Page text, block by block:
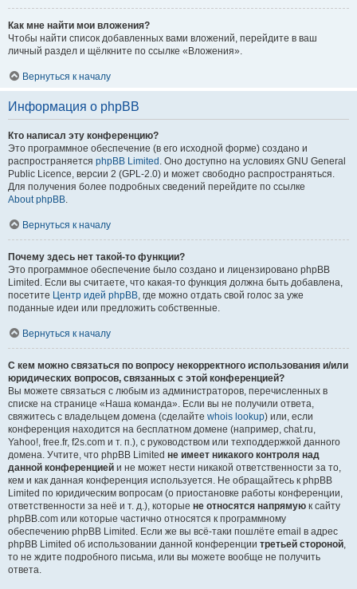
Как мне найти мои вложения?
Чтобы найти список добавленных вами вложений, перейдите в ваш
личный раздел и щёлкните по ссылке «Вложения».
Вернуться к началу
Информация о phpBB
Кто написал эту конференцию?
Это программное обеспечение (в его исходной форме) создано и
распространяется phpBB Limited . Оно доступно на условиях GNU General
Public Licence, версии 2 (GPL-2.0) и может свободно распространяться.
Для получения более подробных сведений перейдите по ссылке
About phpBB.
Вернуться к началу
Почему здесь нет такой-то функции?
Это программное обеспечение было создано и лицензировано phpBB
Limited. Если вы считаете, что какая-то функция должна быть добавлена,
посетите Центр идей phpBB, где можно отдать свой голос за уже
поданные идеи или предложить собственные.
Вернуться к началу
С кем можно связаться по вопросу некорректного использования и/или
юридических вопросов, связанных с этой конференцией?
Вы можете связаться с любым из администраторов, перечисленных в
списке на странице «Наша команда». Если вы не получили ответа,
свяжитесь с владельцем домена (сделайте whois lookup) или, если
конференция находится на бесплатном домене (например, chat.ru,
Yahoo!, free.fr, f2s.com и т. п.), с руководством или техподдержкой данного
домена. Учтите, что phpBB Limited не имеет никакого контроля над
данной конференцией и не может нести никакой ответственности за то,
кем и как данная конференция используется. Не обращайтесь к phpBB
Limited по юридическим вопросам (о приостановке работы конференции,
ответственности за неё и т. д.), которые не относятся напрямую к сайту
phpBB.com или которые частично относятся к программному
обеспечению phpBB Limited. Если же вы всё-таки пошлёте email в адрес
phpBB Limited об использовании данной конференции третьей стороной,
то не ждите подробного письма, или вы можете вообще не получить
ответа.